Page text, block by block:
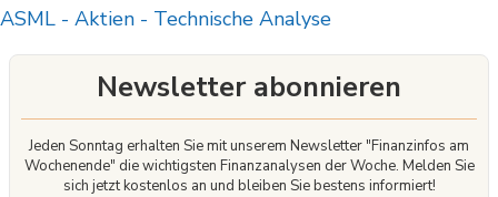
einzugehen, Ihr Geld zu verlieren.
ASML - Aktien - Technische Analyse
Newsletter abonnieren
Jeden Sonntag erhalten Sie mit unserem Newsletter "Finanzinfos am
Wochenende" die wichtigsten Finanzanalysen der Woche. Melden Sie
sich jetzt kostenlos an und bleiben Sie bestens informiert!